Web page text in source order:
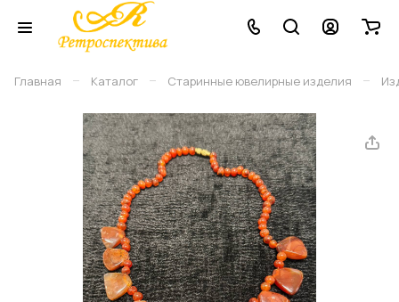
Главная – Каталог – Старинные ювелирные изделия –